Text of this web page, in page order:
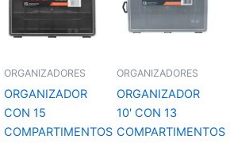
ORGANIZADORES
ORGANIZADOR
CON 15
COMPARTIMENTOS
ORGANIZADORES
ORGANIZADOR
10′ CON 13
COMPARTIMENTOS